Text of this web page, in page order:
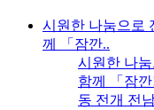
시원한 나눔으로
께 「잠깐..
시원한 나
함께 「잠
동 전개 전